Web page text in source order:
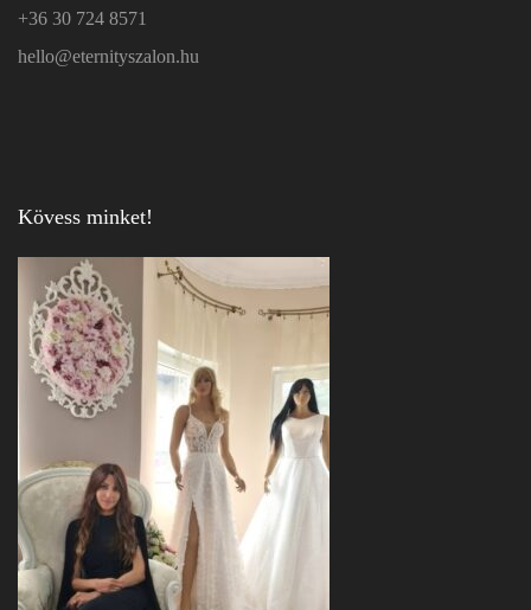
+36 30 724 8571
hello@eternityszalon.hu
Kövess minket!